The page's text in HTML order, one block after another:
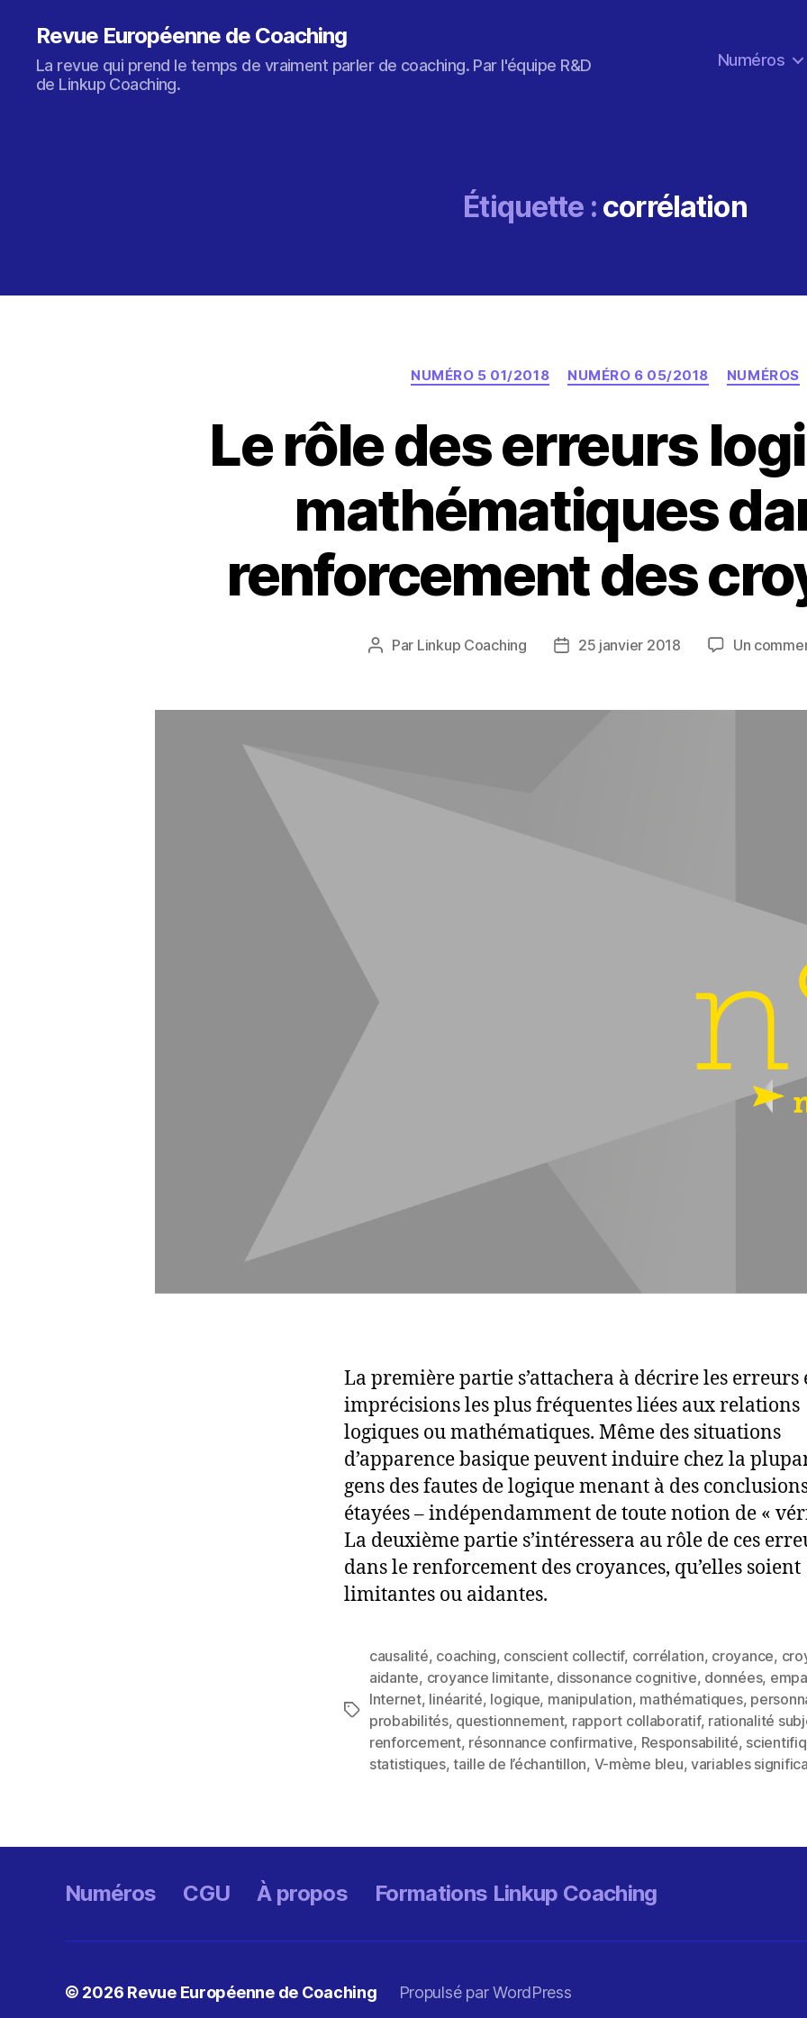
Revue Européenne de Coaching
La revue qui prend le temps de vraiment parler de coaching. Par l'équipe R&D
de Linkup Coaching.
Numéros
Étiquette : corrélation
Catégories
NUMÉRO 5 01/2018 NUMÉRO 6 05/2018 NUMÉROS
Le rôle des erreurs
mathématiques
renforcement des
Auteur
Par Linkup Coaching
Date25 janvier 2018 Un
La première partie s’attachera à décrire les erreurs
imprécisions les plus fréquentes liées aux relations
logiques ou mathématiques. Même des situations
d’apparence basique peuvent induire chez la
gens des fautes de logique menant à des
étayées – indépendamment de toute notion de «
La deuxième partie s’intéressera au rôle de ces
dans le renforcement des croyances, qu’elles soient
limitantes ou aidantes.
Étiquettes
causalité, coaching, conscient collectif, corrélation, croyance,
aidante, croyance limitante, dissonance cognitive, données,
Internet, linéarité, logique, manipulation, mathématiques,
probabilités, questionnement, rapport collaboratif, rationalité
renforcement, résonnance confirmative, Responsabilité,
statistiques,taille de l’échantillon, V-mème bleu, variables
Numéros CGU À propos Formations Linkup Coaching
© 2026 Revue Européenne de Coaching Propulsé par WordPress